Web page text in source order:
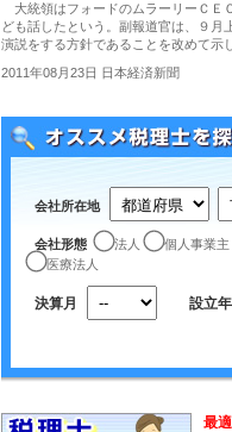
大統領はフォードのムラーリーＣＥ
ども話したという。副報道官は、９
演説をする方針であることを改めて示
2011年08月23日 日本経済新聞
会社所在地
会社形態 法人
個人事業主
医療法人
決算月 設立年
最適